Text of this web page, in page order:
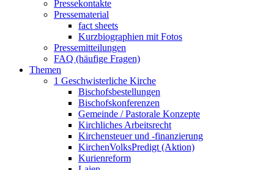
Pressekontakte
Pressematerial
fact sheets
Kurzbiographien mit Fotos
Pressemitteilungen
FAQ (häufige Fragen)
Themen
1 Geschwisterliche Kirche
Bischofsbestellungen
Bischofskonferenzen
Gemeinde / Pastorale Konzepte
Kirchliches Arbeitsrecht
Kirchensteuer und -finanzierung
KirchenVolksPredigt (Aktion)
Kurienreform